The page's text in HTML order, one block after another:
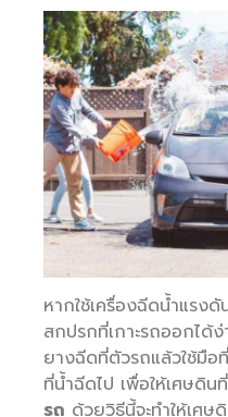
หากใช้เครื่องฉีดน้ำแรง
สกปรกที่เกาะรถออกได้ง่
ยางฉีดที่ตัวรถแล้วใช้มื
ที่น้ำฉีดไป เพื่อให้เศษดิน
รถ ด้วยวิธีนี้จะทำให้เศ